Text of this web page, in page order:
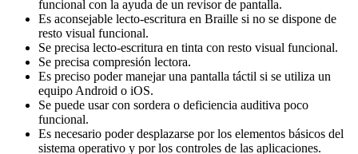
funcional con la ayuda de un revisor de pantalla.
Es aconsejable lecto-escritura en Braille si no se dispone de
resto visual funcional.
Se precisa lecto-escritura en tinta con resto visual funcional.
Se precisa compresión lectora.
Es preciso poder manejar una pantalla táctil si se utiliza un
equipo Android o iOS.
Se puede usar con sordera o deficiencia auditiva poco
funcional.
Es necesario poder desplazarse por los elementos básicos del
sistema operativo y por los controles de las aplicaciones.